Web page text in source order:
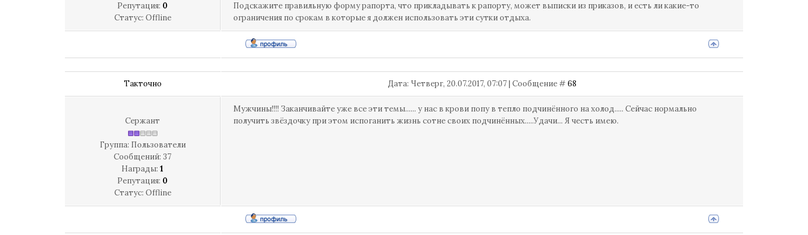
Репутация: 0
Статус: Offline
Подскажите правильную форму рапорта, что прикладывать к рапорту, может выписки из приказов, и есть ли какие-то
ограничения по срокам в которые я должен использовать эти сутки отдыха.
Такточно Дата: Четверг, 20.07.2017, 07:07 | Сообщение #68
Сержант
Группа: Пользователи
Сообщений: 37
Награды: 1
Репутация: 0
Статус: Offline
Мужчины!!!! Заканчивайте уже все эти темы...... у нас в крови попу в тепло подчинённого на холод..... Сейчас нормально
получить звёздочку при этом испоганить жизнь сотне своих подчинённых.....Удачи... Я честь имею.